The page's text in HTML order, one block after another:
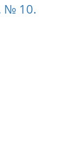
№ 10.